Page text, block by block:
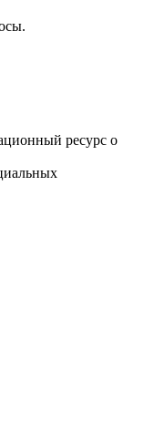
ресурс о